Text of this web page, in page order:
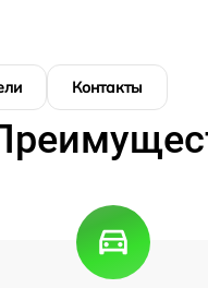
Контакты